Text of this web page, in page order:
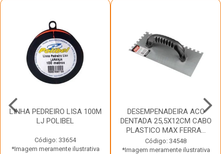
LINHA PEDREIRO LISA 100M
LJ POLIBEL
Código: 33654
*Imagem meramente ilustrativa
DESEMPENADEIRA ACO
DENTADA 25,5X12CM CABO
PLASTICO MAX FERRA...
Código: 34548
*Imagem meramente ilustrativa